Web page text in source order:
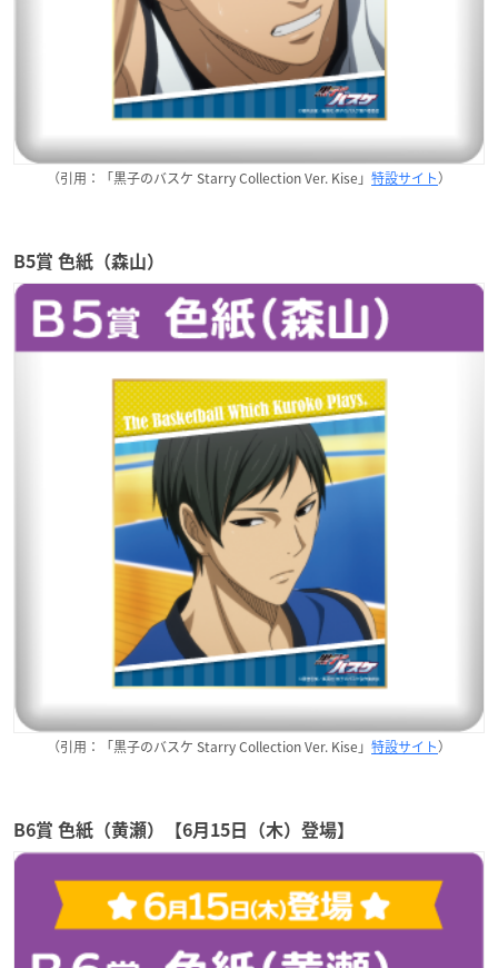
（引用：「黒子のバスケ Starry Collection Ver. Kise」 特設サイト）
B5賞 色紙（森山）
（引用：「黒子のバスケ Starry Collection Ver. Kise」 特設サイト）
B6賞 色紙（黄瀬）【6月15日（木）登場】